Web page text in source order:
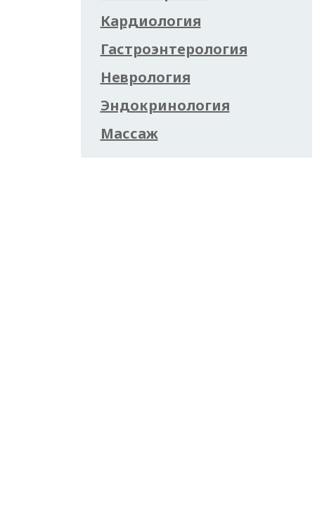
Кардиология
Гастроэнтерология
Неврология
Эндокринология
Массаж